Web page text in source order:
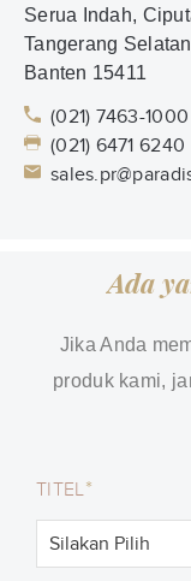
Serua Indah,
Tangerang
Banten 15411
(021) 7463-1000
(021) 6471 6240
Ada
Jika Anda
produk kami,
TITEL*